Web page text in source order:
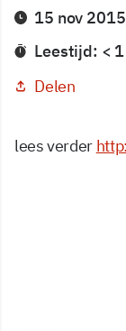
15 nov
Leestijd: <
Delen
lees verder